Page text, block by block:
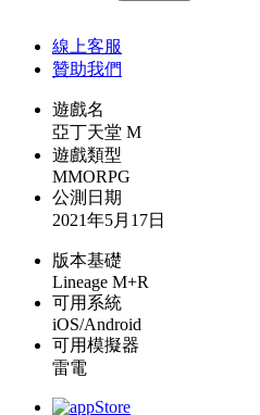
線上客服
贊助我們
遊戲名
亞丁天堂 M
遊戲類型
MMORPG
公測日期
2021年5月17日
版本基礎
Lineage M+R
可用系統
iOS/Android
可用模擬器
雷電